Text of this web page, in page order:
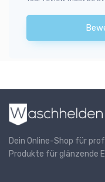
Dein Online-Shop für
Produkte für glänzende